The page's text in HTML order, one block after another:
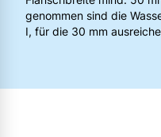
genommen sind die
I, für die 30 mm